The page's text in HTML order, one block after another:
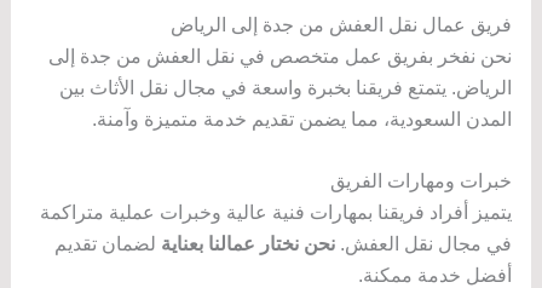
فريق عمال نقل العفش من جدة إلى الرياض
نحن نفخر بفريق عمل متخصص في نقل العفش من جدة إلى
الرياض. يتمتع فريقنا بخبرة واسعة في مجال نقل الأثاث بين
المدن السعودية، مما يضمن تقديم خدمة متميزة وآمنة.
خبرات ومهارات الفريق
يتميز أفراد فريقنا بمهارات فنية عالية وخبرات عملية متراكمة
في مجال نقل العفش. نحن نختار عمالنا بعناية لضمان تقديم
أفضل خدمة ممكنة.